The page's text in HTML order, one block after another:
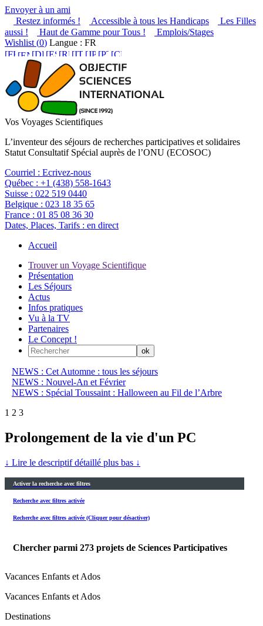
Envoyer à un ami
Restez informés !
Accessible à tous les Handicaps
Les Filles
aussi !
Haut de Gamme pour Tous !
Emplois/Stages
Wishlist (0) Langue : FR
Vos Voyages Scientifiques
L’inventeur des séjours de recherches participatives et solidaires
Statut Consultatif Spécial auprès de l’ONU (ECOSOC)
Courriel : Ecrivez-nous
Québec : +1 (438) 558-1643
Suisse : 022 519 0440
Belgique : 023 18 35 65
France : 01 85 08 36 30
Dates, Places, Tarifs : en direct
Accueil
Trouver un Voyage Scientifique
Présentation
Les Séjours
Actus
Infos pratiques
Vu à la TV
Partenaires
Le Concept !
NEWS : Cet Automne : tous les séjours
NEWS : Nouvel-An et Février
NEWS : Spécial Toussaint : Halloween au Fil de l’Arbre
1 2 3
Prolongement de la vie d'un PC
↓ Lire le descriptif détaillé plus bas ↓
Activer la recherche avec filtres
Recherche avec filtres activée
Recherche avec filtres activée (Cliquer pour désactiver)
Chercher parmi 273 projets de Sciences Participatives
Vacances Enfants et Ados
Vacances Enfants et Ados
Destinations